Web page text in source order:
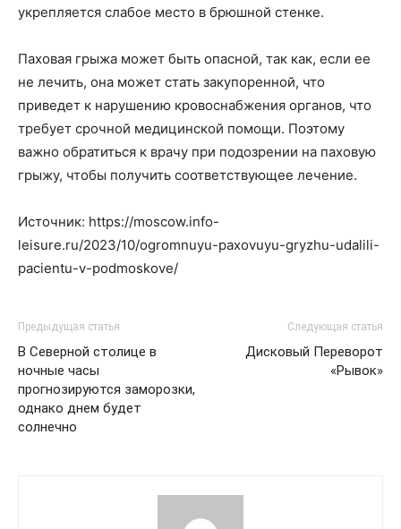
укрепляется слабое место в брюшной стенке.
Паховая грыжа может быть опасной, так как, если ее
не лечить, она может стать закупоренной, что
приведет к нарушению кровоснабжения органов, что
требует срочной медицинской помощи. Поэтому
важно обратиться к врачу при подозрении на паховую
грыжу, чтобы получить соответствующее лечение.
Источник: https://moscow.info-
leisure.ru/2023/10/ogromnuyu-paxovuyu-gryzhu-udalili-
pacientu-v-podmoskove/
Предыдущая статья
В Северной столице в
ночные часы
прогнозируются заморозки,
однако днем будет
солнечно
Следующая статья
Дисковый Переворот
«Рывок»